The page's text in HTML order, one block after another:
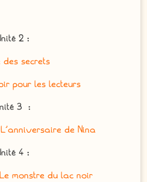
2 :
des secrets
pour les lecteurs
3 :
de Nina
4 :
monstre du lac noir